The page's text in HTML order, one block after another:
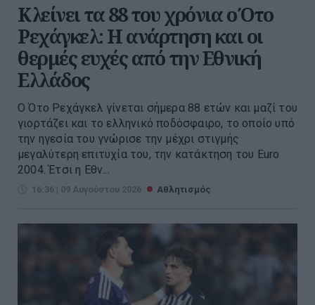
Κλείνει τα 88 του χρόνια ο Ότο
Ρεχάγκελ: Η ανάρτηση και οι
θερμές ευχές από την Εθνική
Ελλάδος
Ο Ότο Ρεχάγκελ γίνεται σήμερα 88 ετών και μαζί του
γιορτάζει και το ελληνικό ποδόσφαιρο, το οποίο υπό
την ηγεσία του γνώρισε την μέχρι στιγμής
μεγαλύτερη επιτυχία του, την κατάκτηση του Euro
2004. Έτσι η Εθν...
16:36 | 09 Αυγούστου 2026 Αθλητισμός